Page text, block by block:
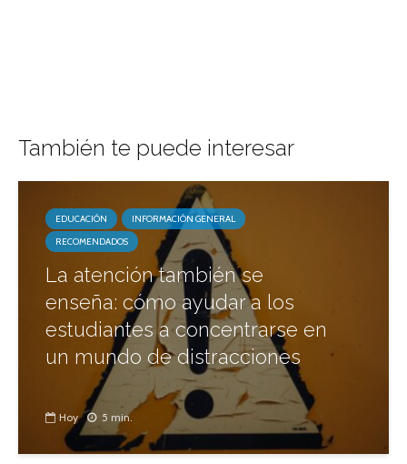
También te puede interesar
EDUCACIÓN
INFORMACIÓN GENERAL
RECOMENDADOS
La atención también se
enseña: cómo ayudar a los
estudiantes a concentrarse en
un mundo de distracciones
Hoy 5 min.